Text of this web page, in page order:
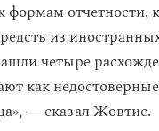
формам
из
четыре
как
— сказал Жовтис.